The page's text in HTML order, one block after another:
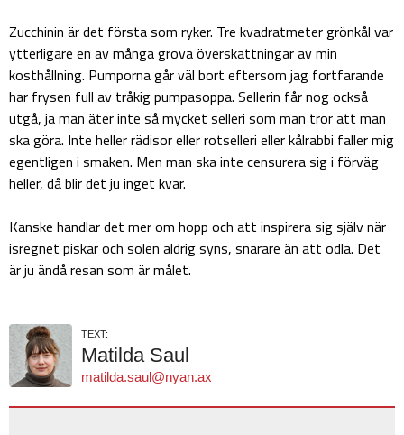
Zucchinin är det första som ryker. Tre kvadratmeter grönkål var
ytterligare en av många grova överskattningar av min
kosthållning. Pumporna går väl bort eftersom jag fortfarande
har frysen full av tråkig pumpasoppa. Sellerin får nog också
utgå, ja man äter inte så mycket selleri som man tror att man
ska göra. Inte heller rädisor eller rotselleri eller kålrabbi faller mig
egentligen i smaken. Men man ska inte censurera sig i förväg
heller, då blir det ju inget kvar.
Kanske handlar det mer om hopp och att inspirera sig själv när
isregnet piskar och solen aldrig syns, snarare än att odla. Det
är ju ändå resan som är målet.
TEXT:
Matilda Saul
matilda.saul@nyan.ax